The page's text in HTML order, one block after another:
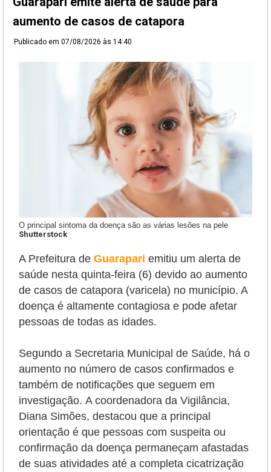
aumento de casos de catapora
Publicado em 07/08/2026 às 14:40
O principal sintoma da doença são as várias lesões na pele
Shutterstock
A Prefeitura de Guarapari emitiu um alerta de
saúde nesta quinta-feira (6) devido ao aumento
de casos de catapora (varicela) no município. A
doença é altamente contagiosa e pode afetar
pessoas de todas as idades.
Segundo a Secretaria Municipal de Saúde, há o
aumento no número de casos confirmados e
também de notificações que seguem em
investigação. A coordenadora da Vigilância,
Diana Simões, destacou que a principal
orientação é que pessoas com suspeita ou
confirmação da doença permaneçam afastadas
de suas atividades até a completa cicatrização